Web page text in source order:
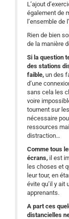
L’ajout
également de
l’ensemble de
Rien de bien
de la manière
Si la question
des stations
faible, un des
d’une
sans cela les
voire
tournent sur
nécessaire
ressources
distraction…
Comme tous
écrans, il est
les choses et
leur tour, en
évite qu’il y ait
apprenants.
A part ces
distancielles